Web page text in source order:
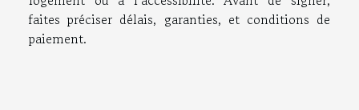
faites préciser délais, garanties, et conditions de
paiement.